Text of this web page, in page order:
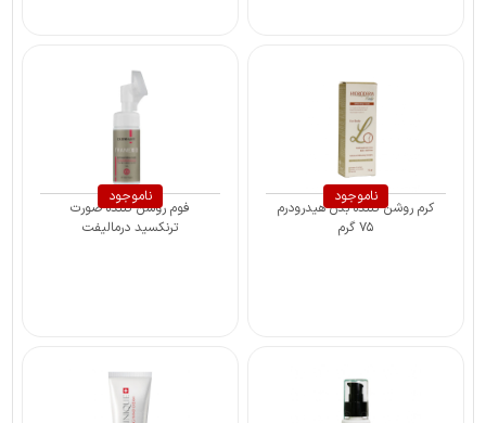
ناموجود
کرم روشن کننده بدن هیدرودرم
۷۵ گرم
ناموجود
فوم روشن کننده صورت
ترنکسید درمالیفت